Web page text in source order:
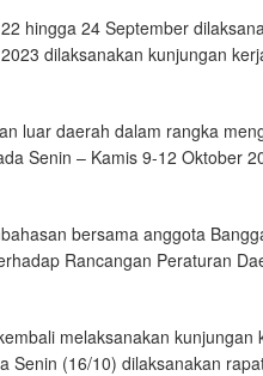
hingga 24 September
dilaksanakan kunjungan
luar daerah dalam rangka
Senin – Kamis 9-12 Oktober
bersama anggota
Rancangan Peraturan
melaksanakan
Senin (16/10) dilaksanakan